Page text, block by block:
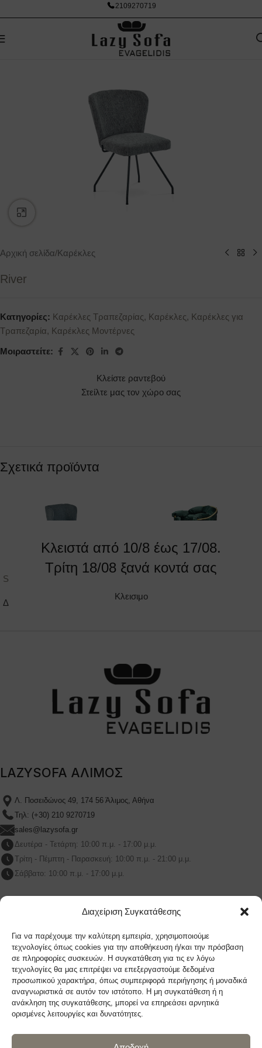
Κλειστά από 10/8 έως 17/08.
Τρίτη 18/08 ξανά κοντά σας
Κλεισιμο
Διαχείριση Συγκατάθεσης
Για να παρέχουμε την καλύτερη εμπειρία, χρησιμοποιούμε
τεχνολογίες όπως cookies για την αποθήκευση ή/και την πρόσβαση
σε πληροφορίες συσκευών. Η συγκατάθεση για τις εν λόγω
τεχνολογίες θα μας επιτρέψει να επεξεργαστούμε δεδομένα
προσωπικού χαρακτήρα, όπως συμπεριφορά περιήγησης ή μοναδικά
αναγνωριστικά σε αυτόν τον ιστότοπο. Η μη συγκατάθεση ή η
ανάκληση της συγκατάθεσης, μπορεί να επηρεάσει αρνητικά
ορισμένες λειτουργίες και δυνατότητες.
2109270719
Αρχική σελίδα/Καρέκλες
River
Κατηγορίες: Καρέκλες Τραπεζαρίας, Καρέκλες, Καρέκλες για
Τραπεζαρία, Καρέκλες Μοντέρνες
Μοιραστείτε:
Κλείστε ραντεβού
Στείλτε μας τον χώρο σας
Σχετικά προϊόντα
Sandy
ΔΕΙΤΕ ΤΟ ΠΡΟΪΟΝ ΔΕΙΤΕ ΤΟ ΠΡΟΪΟΝ
LAZYSOFA ΑΛΙΜΟΣ
Λ. Ποσειδώνος 49, 174 56 Άλιμος, Αθήνα
Τηλ: (+30) 210 9270719
sales@lazysofa.gr
Δευτέρα - Τετάρτη: 10:00 π.μ. - 17:00 μ.μ.
Τρίτη - Πέμπτη - Παρασκευή: 10:00 π.μ. - 21:00 μ.μ.
Σάββατο: 10:00 π.μ. - 17:00 μ.μ.
Λ.Κηφισίας 209Β Μαρουσι, 151 24, Αθήνα
Τηλ: (+30) 210 9270719
sales@lazysofa.gr
Δευτέρα - Τετάρτη: 10:00 π.μ. - 17:00 μ.μ.
Τρίτη - Πέμπτη - Παρασκευή: 10:00 π.μ. - 21:00 μ.μ.